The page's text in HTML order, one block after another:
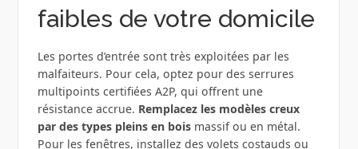
faibles de votre domicile
Les portes d’entrée sont très exploitées par les
malfaiteurs. Pour cela, optez pour des serrures
multipoints certifiées A2P, qui offrent une
résistance accrue. Remplacez les modèles creux
par des types pleins en boismassif ou en métal.
Pour les fenêtres, installez des volets costauds ou